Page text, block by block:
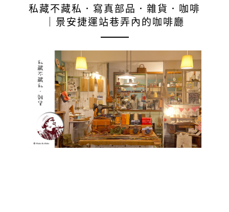
私藏不藏私．寫真部品．雜貨．咖啡
｜景安捷運站巷弄內的咖啡廳